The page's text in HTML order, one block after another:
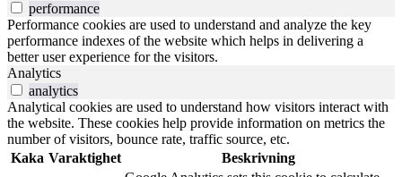
performance
Performance cookies are used to understand and analyze the key
performance indexes of the website which helps in delivering a
better user experience for the visitors.
Analytics
analytics
Analytical cookies are used to understand how visitors interact with
the website. These cookies help provide information on metrics the
number of visitors, bounce rate, traffic source, etc.
Kaka Varaktighet Beskrivning